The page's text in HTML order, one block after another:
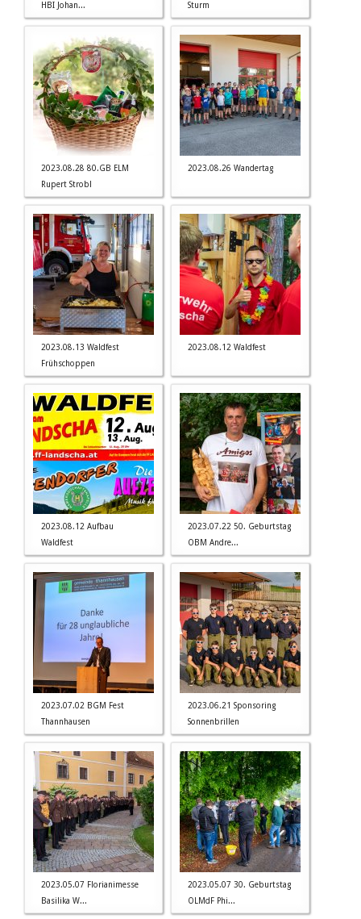
HBI Johan...
Sturm
2023.08.28 80.GB ELM
Rupert Strobl
2023.08.26 Wandertag
2023.08.13 Waldfest
Frühschoppen
2023.08.12 Waldfest
2023.08.12 Aufbau
Waldfest
2023.07.22 50. Geburtstag
OBM Andre...
2023.07.02 BGM Fest
Thannhausen
2023.06.21 Sponsoring
Sonnenbrillen
2023.05.07 Florianimesse
Basilika W...
2023.05.07 30. Geburtstag
OLMdF Phi...